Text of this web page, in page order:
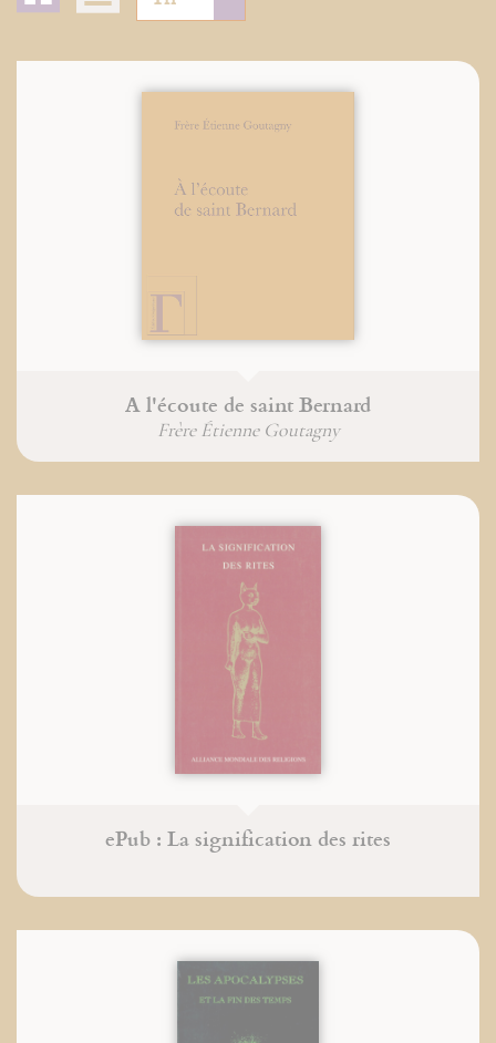
A l'écoute de saint Bernard
Frère Étienne Goutagny
ePub : La signification des rites